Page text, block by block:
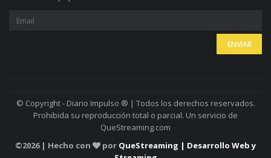
© Copyright - Diario Impulso ® | Todos los derechos reservados.
Prohibida su reproducción total o parcial. Un servicio de
QueStreaming.com
©2026 | Hecho con por QueStreaming | Desarrollo Web y